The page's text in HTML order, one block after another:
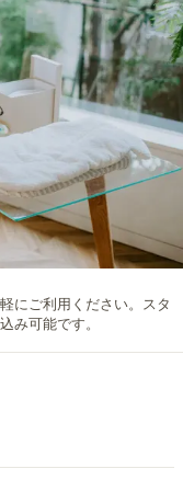
にご利用ください。スタ
み可能です。